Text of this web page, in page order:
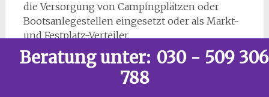
die Versorgung von Campingplätzen oder
Bootsanlegestellen eingesetzt oder als Markt-
und Festplatz-Verteiler.
Auf was können Sie sich beim
Baustromverteiler kaufen verlassen?
Beratung unter: 030 - 509 306
788